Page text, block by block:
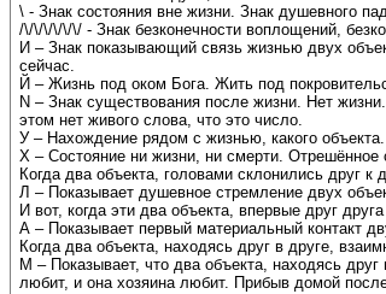
\ - Знак состояния вне жизни. Знак душевного
/\/\/\/\/\/\/ - Знак безконечности воплощений,
И – Знак показывающий связь жизнью двух
сейчас.
Й – Жизнь под оком Бога. Жить под
N – Знак существования после жизни. Нет
этом нет живого слова, что это число.
У – Нахождение рядом с жизнью, какого
Х – Состояние ни жизни, ни смерти.
Когда два объекта, головами склонились друг
Л – Показывает душевное стремление двух
И вот, когда эти два объекта, впервые друг
А – Показывает первый материальный контакт
Когда два объекта, находясь друг в друге,
М – Показывает, что два объекта, находясь
любит, и она хозяина любит. Прибыв домой